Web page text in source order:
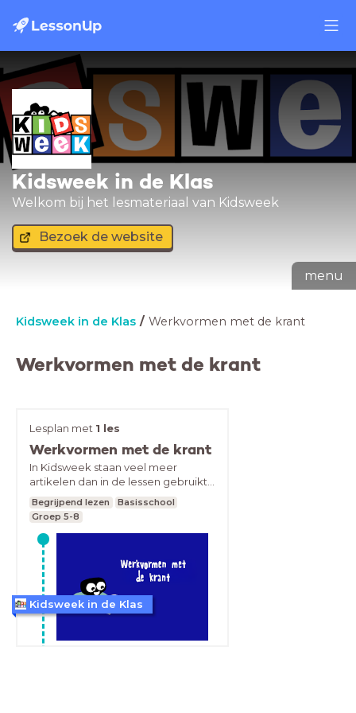
Kidsweek in de Klas
Welkom bij het lesmateriaal van Kidsweek
Bezoek de website
menu
Kidsweek in de Klas Werkvormen met de krant
Werkvormen met de krant
Lesplan met 1 les
Werkvormen met de krant
In Kidsweek staan veel meer
artikelen dan in de lessen gebruikt
worden. Om te motiveren de
andere teksten ook te gebruiken,
bieden we verschillende
werkvormen aan waarin ook de
andere teksten gelezen kunnen
worden. Dit zijn werkvormen die
leerlingen alleen of in tweetallen
kunnen uitvoeren, zonder directe
inmenging van de leerkracht.
Begrijpend lezen
Basisschool
Groep 5-8
Kidsweek in de Klas